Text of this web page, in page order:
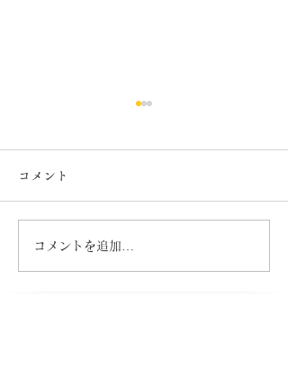
コメント
コメントを追加…